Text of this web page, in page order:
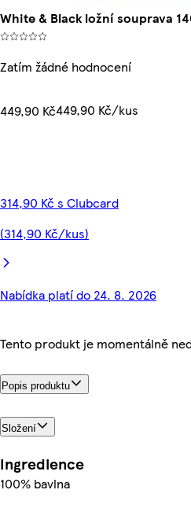
White & Black ložní souprava
Zatím žádné hodnocení
449,90 Kč449,90 Kč/kus
314,90 Kč s Clubcard
(314,90 Kč/kus)
Nabídka platí do 24. 8. 2026
Tento produkt je momentálně
Popis produktu
Složení
Ingredience
100% bavlna